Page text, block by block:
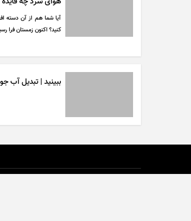
آیا شما هم از آن دسته
کنید؟ اکنون زمستان فرا
ببینید | تبدیل